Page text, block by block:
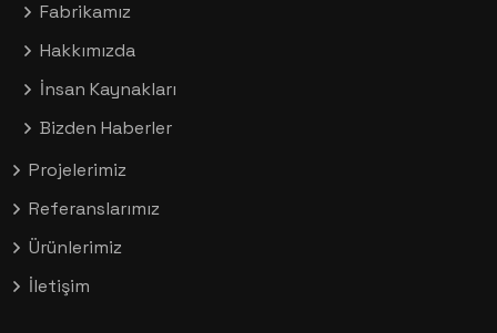
Fabrikamız
Hakkımızda
İnsan Kaynakları
Bizden Haberler
Projelerimiz
Referanslarımız
Ürünlerimiz
İletişim